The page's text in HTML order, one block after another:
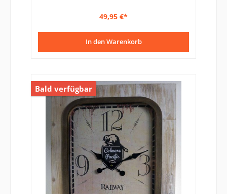
49,95 €*
In den Warenkorb
Bald verfügbar